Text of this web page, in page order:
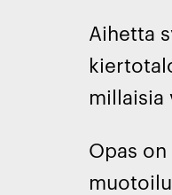
Aihetta
millaisia
Opas